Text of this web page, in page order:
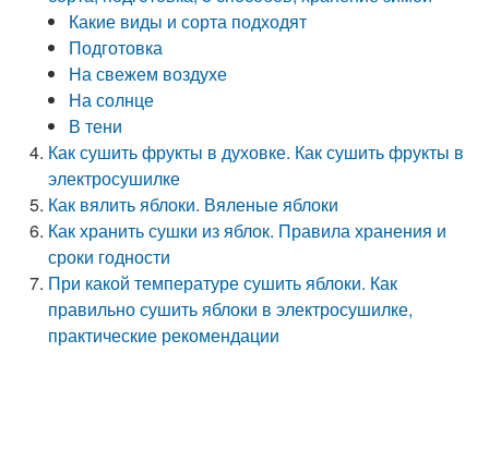
Какие виды и сорта подходят
Подготовка
На свежем воздухе
На солнце
В тени
Как сушить фрукты в духовке. Как сушить фрукты в
электросушилке
Как вялить яблоки. Вяленые яблоки
Как хранить сушки из яблок. Правила хранения и
сроки годности
При какой температуре сушить яблоки. Как
правильно сушить яблоки в электросушилке,
практические рекомендации